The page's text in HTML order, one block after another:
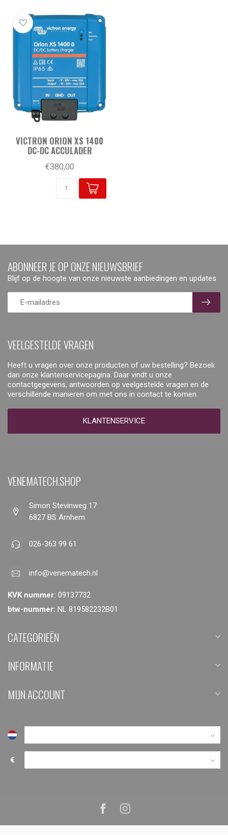
VICTRON ORION XS 1400
DC-DC ACCULADER
€380,00
VEELGESTELDE VRAGEN
Heeft u vragen over onze producten of uw bestelling? Bezoek
dan onze klantenservicepagina. Daar vindt u onze
contactgegevens, antwoorden op veelgestelde vragen en de
verschillende manieren om met ons in contact te komen.
KLANTENSERVICE
ABONNEER JE OP ONZE NIEUWSBRIEF
Blijf op de hoogte van onze nieuwste aanbiedingen en updates
VENEMATECH.SHOP
Simon Stevinweg 17
6827 BS Arnhem
026-363 99 61
info@venematech.nl
KVK nummer: 09137732
btw-nummer: NL 819582232B01
CATEGORIEËN
INFORMATIE
MIJN ACCOUNT
€